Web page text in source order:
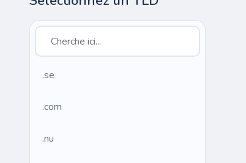
.se
.com
.nu